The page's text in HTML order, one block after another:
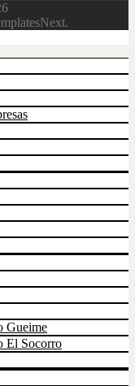
Gueime
El Socorro